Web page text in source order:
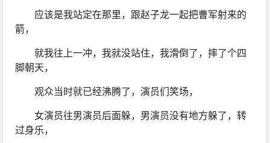
应该是我站定在那里，跟赵子龙一起把曹军射来的
箭，
就我往上一冲，我就没站住，我滑倒了，摔了个四
脚朝天，
观众当时就已经沸腾了，演员们笑场，
女演员往男演员后面躲，男演员没有地方躲了，转
过身乐，